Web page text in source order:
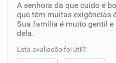
Ambiente de trabalho
Conciliação com a vida
A senhora da que cuido é
que têm muitas exigências
Sua família é muito gentil e
dela.
Esta avaliação foi útil?